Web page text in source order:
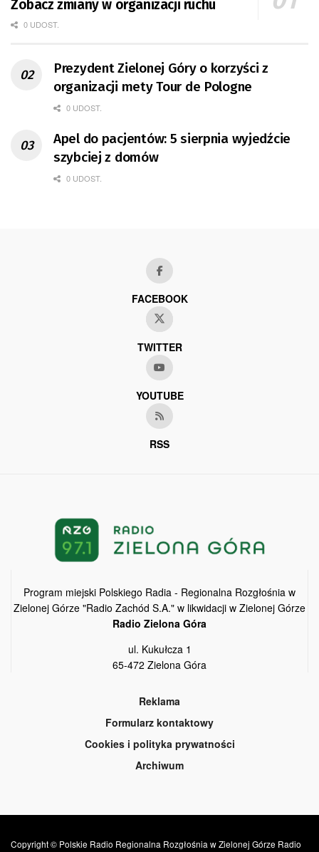
Zobacz zmiany w organizacji ruchu
0 UDOST.
Prezydent Zielonej Góry o korzyści z
organizacji mety Tour de Pologne
0 UDOST.
Apel do pacjentów: 5 sierpnia wyjedźcie
szybciej z domów
0 UDOST.
FACEBOOK
TWITTER
YOUTUBE
RSS
Program miejski Polskiego Radia - Regionalna Rozgłośnia w
Zielonej Górze "Radio Zachód S.A." w likwidacji w Zielonej Górze
Radio Zielona Góra
ul. Kukułcza 1
65-472 Zielona Góra
Reklama
Formularz kontaktowy
Cookies i polityka prywatności
Archiwum
Copyright © Polskie Radio Regionalna Rozgłośnia w Zielonej Górze Radio